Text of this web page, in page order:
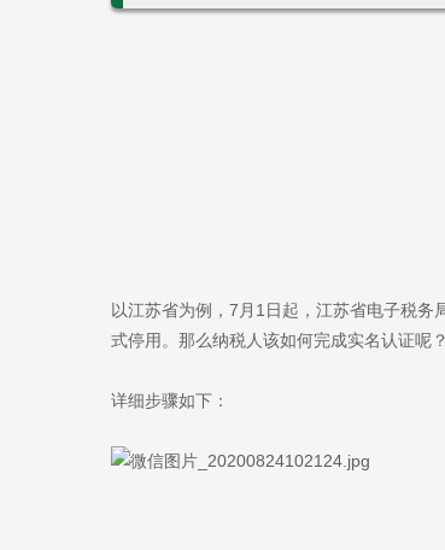
以江苏省为例，7月1日起，江苏省电子税
式停用。那么纳税人该如何完成实名认证呢？
详细步骤如下：